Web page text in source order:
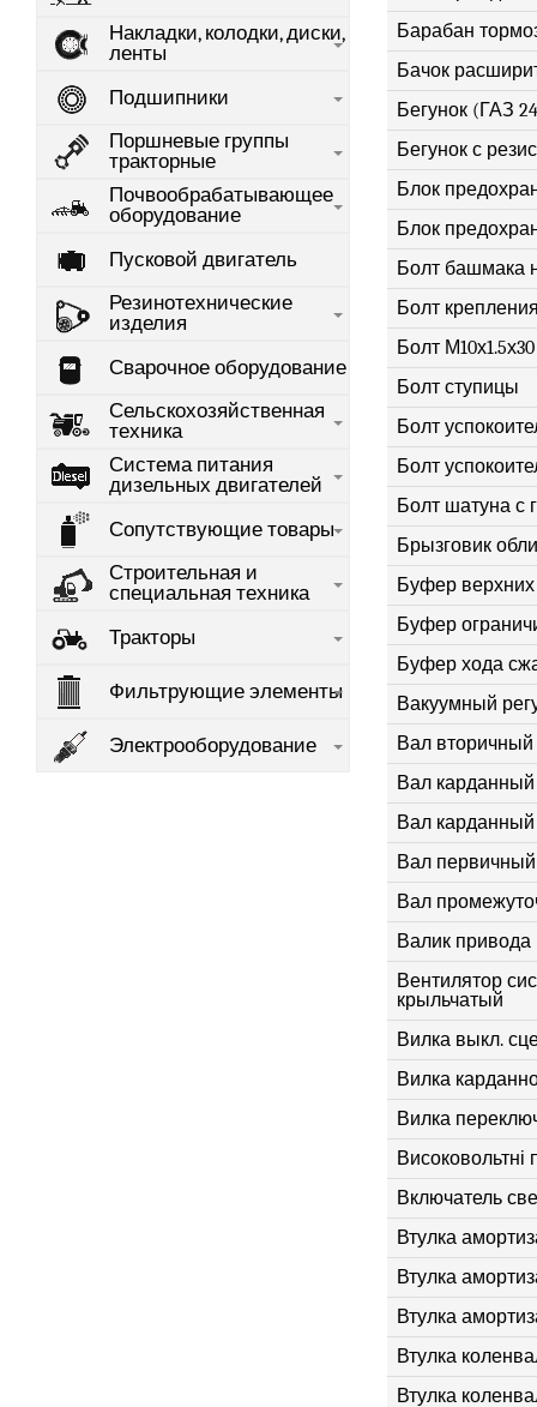
Накладки, колодки, диски,
ленты
Подшипники
Поршневые группы
тракторные
Почвообрабатывающее
оборудование
Пусковой двигатель
Резинотехнические
изделия
Сварочное оборудование
Сельскохозяйственная
техника
Система питания
дизельных двигателей
Сопутствующие товары
Строительная и
специальная техника
Тракторы
Фильтрующие элементы
Электрооборудование
Барабан
Бачок
Бегунок (ГАЗ
Бегунок с
Блок
Блок
Болт башмака
Болт
Болт
Болт ступицы
Болт
Болт
Болт шатуна с
Брызговик
Буфер верхних
Буфер
Буфер хода
Вакуумный
Вал
Вал карданный
Вал
Вал
Вал
Валик привода
Вентилятор
крыльчатый
Вилка выкл.
Вилка
Вилка
Включатель
Втулка
Втулка
Втулка
Втулка
Втулка